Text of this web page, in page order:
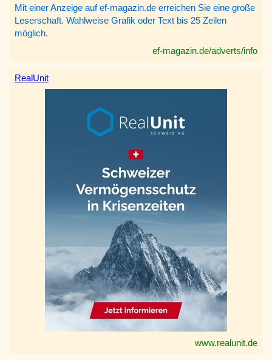
Mit einer Anzeige auf ef-magazin.de erreichen Sie eine große
Leserschaft. Wahlweise Grafik oder Text bis 25 Zeilen
möglich.
ef-magazin.de/adverts/info
RealUnit
www.realunit.de